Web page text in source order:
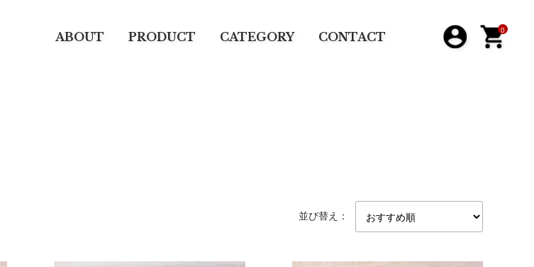
ABOUT PRODUCT CATEGORY CONTACT 0
並び替え：